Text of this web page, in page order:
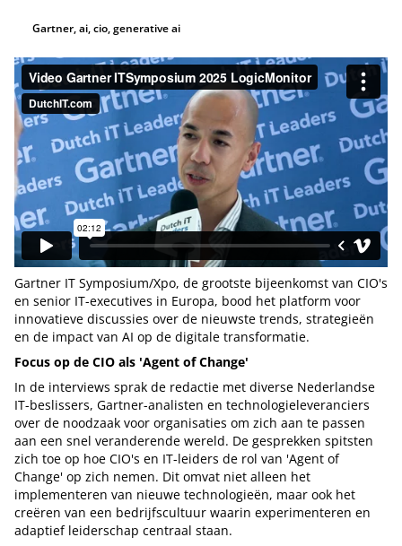
Gartner, ai, cio, generative ai
Gartner IT Symposium/Xpo, de grootste bijeenkomst van CIO's
en senior IT-executives in Europa, bood het platform voor
innovatieve discussies over de nieuwste trends, strategieën
en de impact van AI op de digitale transformatie.
Focus op de CIO als 'Agent of Change'
In de interviews sprak de redactie met diverse Nederlandse
IT-beslissers, Gartner-analisten en technologieleveranciers
over de noodzaak voor organisaties om zich aan te passen
aan een snel veranderende wereld. De gesprekken spitsten
zich toe op hoe CIO's en IT-leiders de rol van 'Agent of
Change' op zich nemen. Dit omvat niet alleen het
implementeren van nieuwe technologieën, maar ook het
creëren van een bedrijfscultuur waarin experimenteren en
adaptief leiderschap centraal staan.